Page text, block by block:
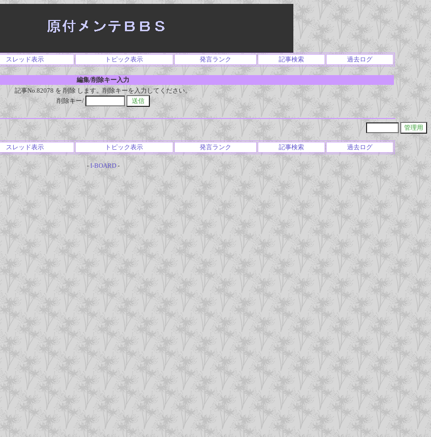
スレッド表示 トピック表示 発言ランク 記事検索 過去ログ
編集/削除キー入力
記事No.82078 を 削除 します。削除キーを入力してください。
削除キー/
スレッド表示 トピック表示 発言ランク 記事検索 過去ログ
- I-BOARD-